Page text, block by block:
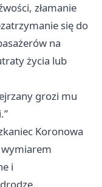
złamanie
się do
na
życia lub
grozi mu
Koronowa
wymiarem
i